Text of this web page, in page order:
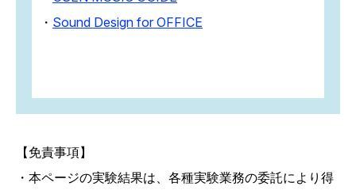
・ Sound Design for OFFICE
【免責事項】
・本ページの実験結果は、各種実験業務の委託により得